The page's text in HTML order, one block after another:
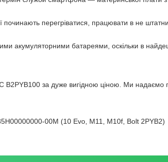
починають перегріватися, працювати в не
акумуляторними батареями, оскільки в
за дуже вигідною ціною. Ми надаємо
00M (10 Evo, M11, M10f, Bolt 2PYB2)